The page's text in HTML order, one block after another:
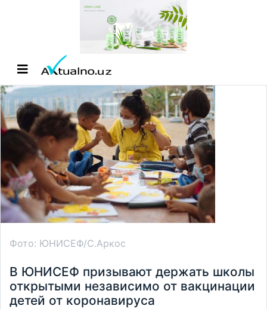
Фото: ЮНИСЕФ/С.Аркос
В ЮНИСЕФ призывают держать школы
открытыми независимо от вакцинации
детей от коронавируса